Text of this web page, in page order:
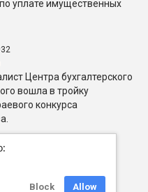
Block Allow
уплате имущественных
Центра бухгалтерского
вошла в тройку
конкурса